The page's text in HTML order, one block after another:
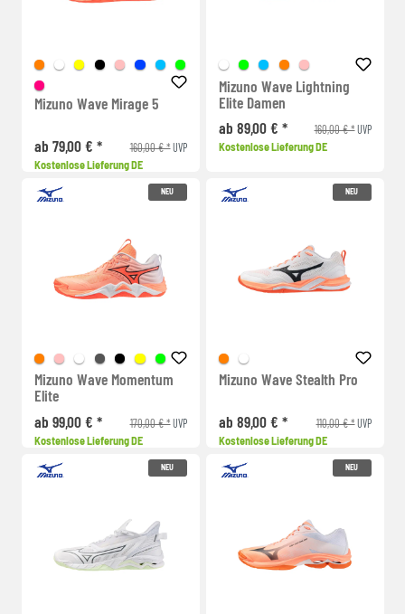
Mizuno Wave Mirage 5
ab 79,00 € * 160,00 € *UVP
Kostenlose Lieferung DE
Mizuno Wave Lightning
Elite Damen
ab 89,00 € *
160,00 € *UVP
Kostenlose Lieferung DE
NEU
Mizuno Wave Momentum
Elite
ab 99,00 € *
170,00 € *UVP
Kostenlose Lieferung DE
NEU
Mizuno Wave Stealth Pro
ab 89,00 € * 110,00 € *UVP
Kostenlose Lieferung DE
NEU NEU